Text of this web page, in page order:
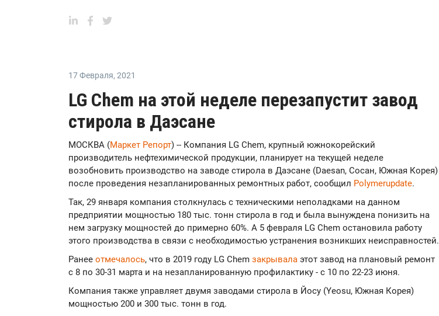
17 Февраля, 2021
LG Chem на этой неделе перезапустит завод
стирола в Даэсане
МОСКВА (Маркет Репорт) -- Компания LG Chem, крупный южнокорейский
производитель нефтехимической продукции, планирует на текущей неделе
возобновить производство на заводе стирола в Даэсане (Daesan, Сосан, Южная Корея)
после проведения незапланированных ремонтных работ, сообщил Polymerupdate.
Так, 29 января компания столкнулась с техническими неполадками на данном
предприятии мощностью 180 тыс. тонн стирола в год и была вынуждена понизить на
нем загрузку мощностей до примерно 60%. А 5 февраля LG Chem остановила работу
этого производства в связи с необходимостью устранения возникших неисправностей.
Ранее отмечалось, что в 2019 году LG Chem закрывала этот завод на плановый ремонт
с 8 по 30-31 марта и на незапланированную профилактику - с 10 по 22-23 июня.
Компания также управляет двумя заводами стирола в Йосу (Yeosu, Южная Корея)
мощностью 200 и 300 тыс. тонн в год.